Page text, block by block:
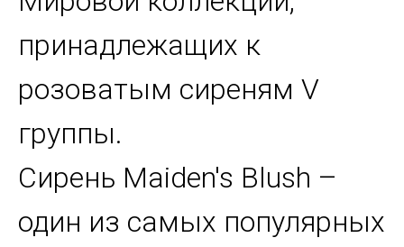
принадлежащих к
розоватым сиреням V
группы.
Сирень Maiden's Blush –
один из самых популярных